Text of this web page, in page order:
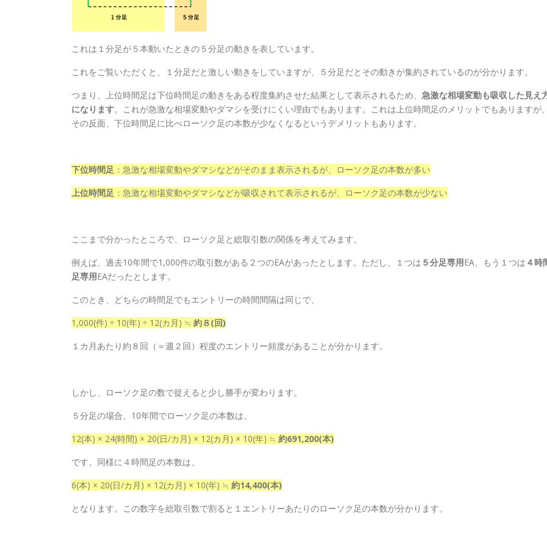
これは１分足が５本動いたときの５分足の動きを表しています。
これをご覧いただくと、１分足だと激しい動きをしていますが、５分足だとその動きが集約されているのが分かります。
つまり、上位時間足は下位時間足の動きをある程度集約させた結果として表示されるため、 急激な相場変動も吸収した見え
になります。これが急激な相場変動やダマシを受けにくい理由でもあります。これは上位時間足のメリットでもありますが、
その反面、下位時間足に比べローソク足の本数が少なくなるというデメリットもあります。
下位時間足 ：急激な相場変動やダマシなどがそのまま表示されるが、ローソク足の本数が多い
上位時間足 ：急激な相場変動やダマシなどが吸収されて表示されるが、ローソク足の本数が少ない
ここまで分かったところで、ローソク足と総取引数の関係を考えてみます。
例えば、過去10年間で1,000件の取引数がある２つのEAがあったとします。ただし、１つは ５分足専用EA、もう１つは ４時
足専用EAだったとします。
このとき、どちらの時間足でもエントリーの時間間隔は同じで、
1,000(件) ÷ 10(年) ÷ 12(カ月) ≒ 約８(回)
１カ月あたり約８回（＝週２回）程度のエントリー頻度があることが分かります。
しかし、ローソク足の数で捉えると少し勝手が変わります。
５分足の場合、10年間でローソク足の本数は、
12(本) × 24(時間) × 20(日/カ月) × 12(カ月) × 10(年) ≒ 約691,200(本)
です。同様に４時間足の本数は、
6(本) × 20(日/カ月) × 12(カ月) × 10(年) ≒ 約14,400(本)
となります。この数字を総取引数で割ると１エントリーあたりのローソク足の本数が分かります。